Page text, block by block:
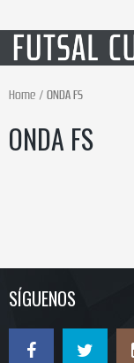
Home ONDA FS
ONDA FS
SÍGUENOS